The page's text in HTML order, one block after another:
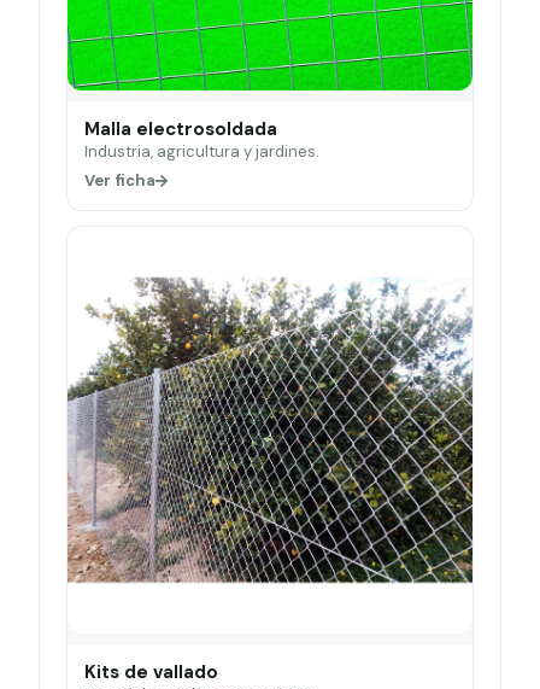
Malla electrosoldada
Industria, agricultura y jardines.
Ver ficha
Kits de vallado